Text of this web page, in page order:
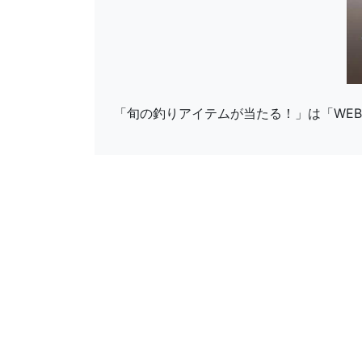
「旬の釣りアイテムが当たる！」は「